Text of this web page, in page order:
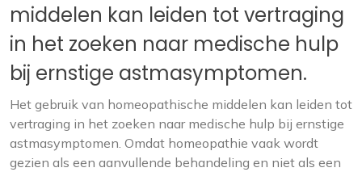
middelen kan leiden tot vertraging
in het zoeken naar medische hulp
bij ernstige astmasymptomen.
Het gebruik van homeopathische middelen kan leiden tot
vertraging in het zoeken naar medische hulp bij ernstige
astmasymptomen. Omdat homeopathie vaak wordt
gezien als een aanvullende behandeling en niet als een